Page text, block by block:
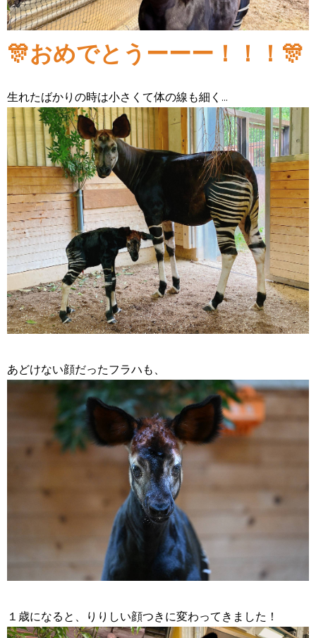
🎊おめでとうーーー！！！🎊
生れたばかりの時は小さくて体の線も細く...
あどけない顔だったフラハも、
１歳になると、りりしい顔つきに変わってきました！